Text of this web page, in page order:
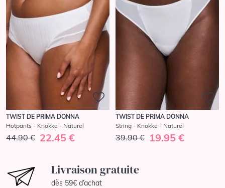
TWIST DE PRIMA DONNA
Hotpants - Knokke - Naturel
44.90 € 22.45 €
TWIST DE PRIMA DONNA
String - Knokke - Naturel
39.90 € 19.95 €
Livraison gratuite
dès 59€ d’achat